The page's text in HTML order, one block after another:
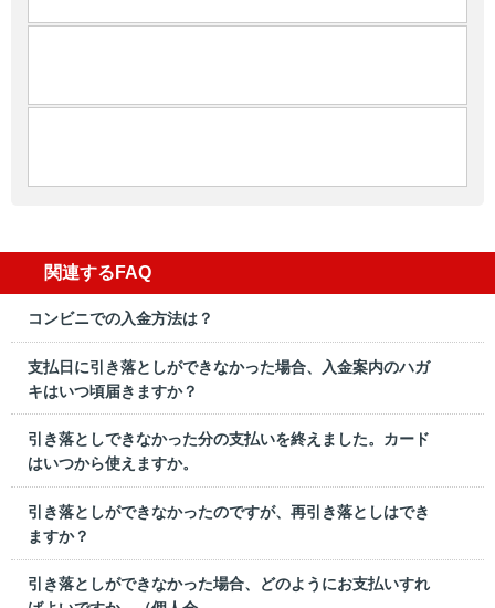
関連するFAQ
コンビニでの入金方法は？
支払日に引き落としができなかった場合、入金案内のハガ
キはいつ頃届きますか？
引き落としできなかった分の支払いを終えました。カード
はいつから使えますか。
引き落としができなかったのですが、再引き落としはでき
ますか？
引き落としができなかった場合、どのようにお支払いすれ